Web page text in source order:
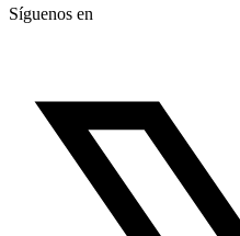
Síguenos en